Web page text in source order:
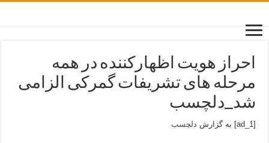
احراز هویت اظهارکننده در همه
مرحله های تشریفات گمرکی الزامی
شد_دلچسب
[ad_1] به گزارش دلچسب